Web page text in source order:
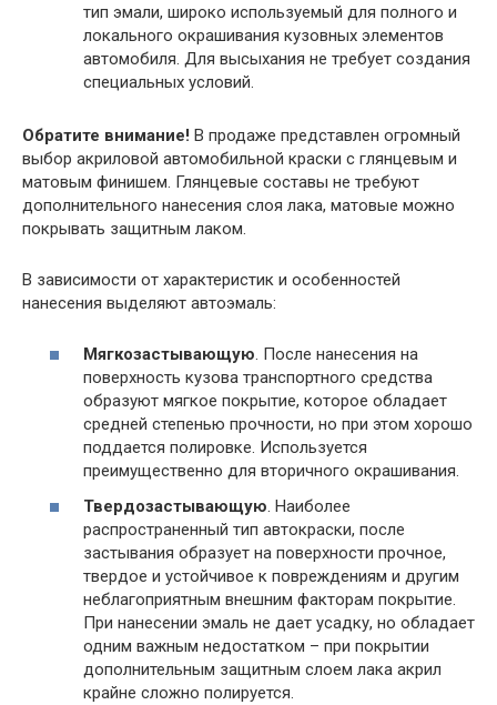
тип эмали, широко используемый для полного и
локального окрашивания кузовных элементов
автомобиля. Для высыхания не требует создания
специальных условий.
Обратите внимание! В продаже представлен огромный
выбор акриловой автомобильной краски с глянцевым и
матовым финишем. Глянцевые составы не требуют
дополнительного нанесения слоя лака, матовые можно
покрывать защитным лаком.
В зависимости от характеристик и особенностей
нанесения выделяют автоэмаль:
Мягкозастывающую. После нанесения на
поверхность кузова транспортного средства
образуют мягкое покрытие, которое обладает
средней степенью прочности, но при этом хорошо
поддается полировке. Используется
преимущественно для вторичного окрашивания.
Твердозастывающую. Наиболее
распространенный тип автокраски, после
застывания образует на поверхности прочное,
твердое и устойчивое к повреждениям и другим
неблагоприятным внешним факторам покрытие.
При нанесении эмаль не дает усадку, но обладает
одним важным недостатком – при покрытии
дополнительным защитным слоем лака акрил
крайне сложно полируется.